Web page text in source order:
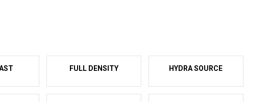
FULL DENSITY HYDRA SOURCE